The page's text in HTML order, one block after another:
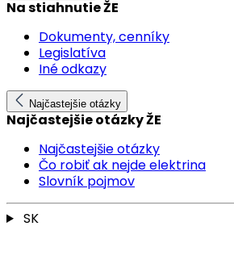
Na stiahnutie ŽE
Dokumenty, cenníky
Legislatíva
Iné odkazy
Najčastejšie otázky
Najčastejšie otázky ŽE
Najčastejšie otázky
Čo robiť ak nejde elektrina
Slovník pojmov
SK